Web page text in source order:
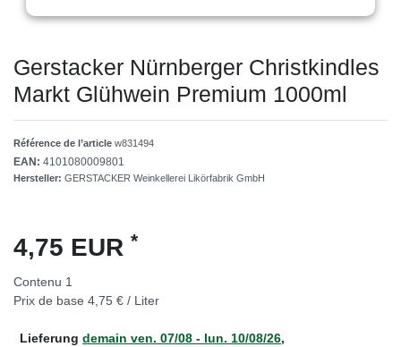
Gerstacker Nürnberger Christkindles
Markt Glühwein Premium 1000ml
Référence de l’article w831494
EAN: 4101080009801
Hersteller: GERSTACKER Weinkellerei Likörfabrik GmbH
4,75 EUR *
Contenu 1
Prix de base 4,75 € / Liter
Lieferung demain ven. 07/08 - lun. 10/08/26,